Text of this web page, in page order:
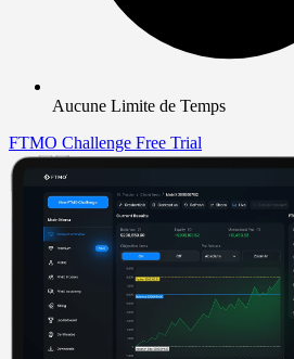
Aucune Limite de Temps
FTMO Challenge Free Trial